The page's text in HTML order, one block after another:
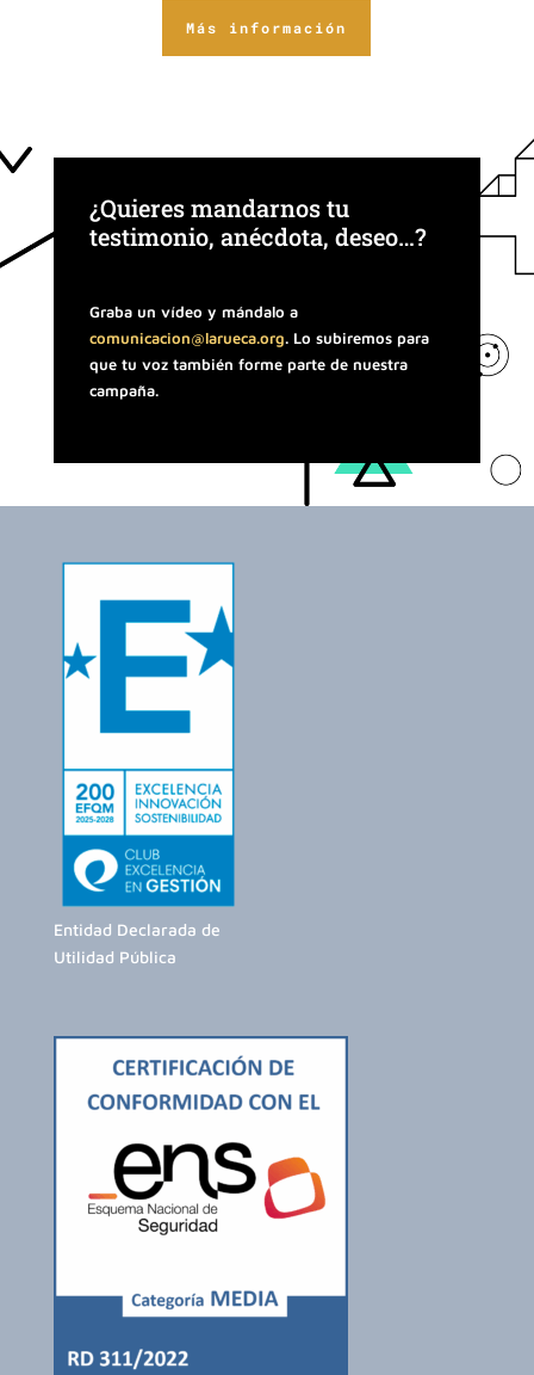
Más información
¿Quieres mandarnos tu
testimonio, anécdota, deseo…?
Graba un vídeo y mándalo a
comunicacion@larueca.org. Lo subiremos para
que tu voz también forme parte de nuestra
campaña.
Entidad Declarada de
Utilidad Pública